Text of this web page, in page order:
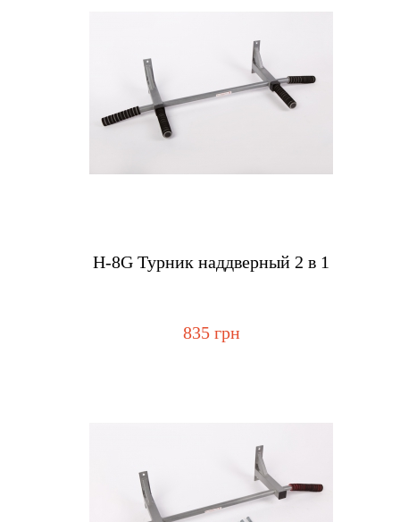
Н-8G Турник наддверный 2 в 1
835 грн